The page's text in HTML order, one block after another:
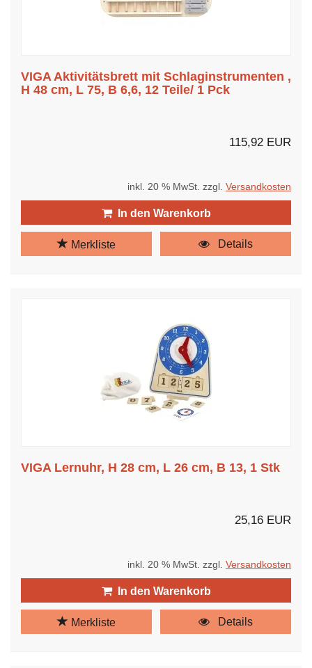
VIGA Aktivitätsbrett mit Schlaginstrumenten ,
H 48 cm, L 75, B 6,6, 12 Teile/ 1 Pck
115,92 EUR
inkl. 20 % MwSt. zzgl. Versandkosten
In den Warenkorb
Merkliste Details
VIGA Lernuhr, H 28 cm, L 26 cm, B 13, 1 Stk
25,16 EUR
inkl. 20 % MwSt. zzgl. Versandkosten
In den Warenkorb
Merkliste Details